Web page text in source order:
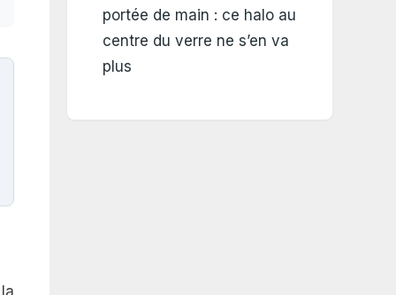
portée de main : ce halo au
centre du verre ne s’en va
plus